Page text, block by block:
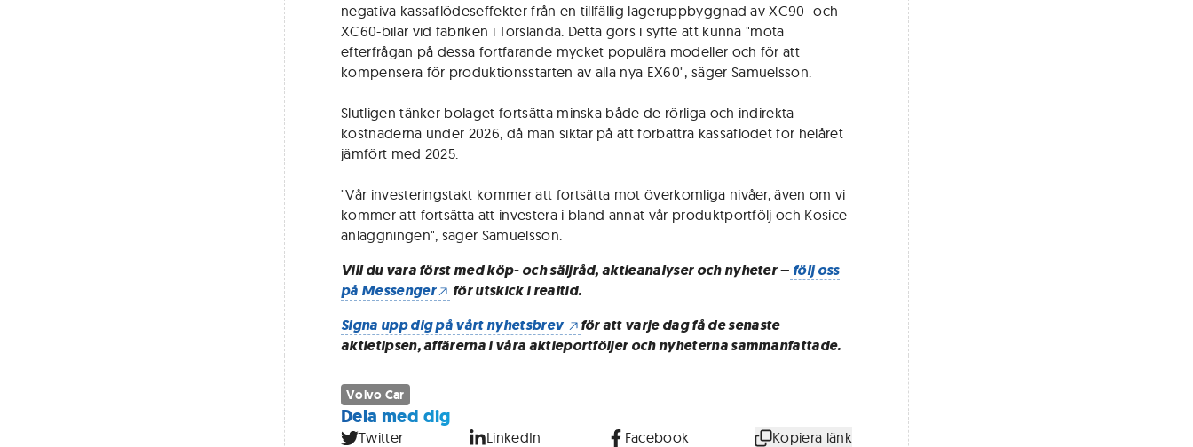
negativa kassaflödeseffekter från en tillfällig lageruppbyggnad av XC90- och
XC60-bilar vid fabriken i Torslanda. Detta görs i syfte att kunna "möta
efterfrågan på dessa fortfarande mycket populära modeller och för att
kompensera för produktionsstarten av alla nya EX60", säger Samuelsson.
Slutligen tänker bolaget fortsätta minska både de rörliga och indirekta
kostnaderna under 2026, då man siktar på att förbättra kassaflödet för helåret
jämfört med 2025.
"Vår investeringstakt kommer att fortsätta mot överkomliga nivåer, även om vi
kommer att fortsätta att investera i bland annat vår produktportfölj och Kosice-
anläggningen", säger Samuelsson.
Vill du vara först med köp- och säljråd, aktieanalyser och nyheter – följ oss
på Messenger
för utskick i realtid.
Signa upp dig på vårt nyhetsbrev
för att varje dag få de senaste
aktietipsen, affärerna i våra aktieportföljer och nyheterna sammanfattade.
Volvo Car
Dela med dig
Twitter LinkedIn Facebook Kopiera länk